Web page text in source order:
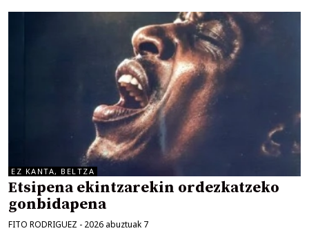
EZ KANTA, BELTZA
Etsipena ekintzarekin ordezkatzeko
gonbidapena
FITO RODRIGUEZ - 2026 abuztuak 7